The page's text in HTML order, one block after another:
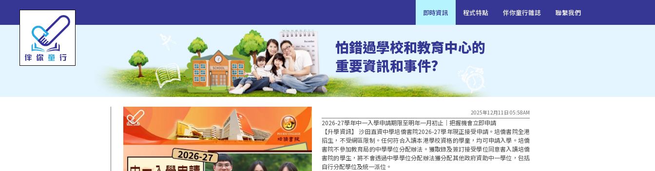
即時資訊 程式特點 伴你童行雜誌 聯繫我們
怕錯過學校和教育中心的
重要資訊和事件?
2025年12月11日 05:58AM
2026-27學年中一入學申請期限至明年一月初止｜把握機會立即申請
【升學資訊】 沙田直資中學培僑書院2026-27學年現正接受申請。培僑書院全港
招生，不受網區限制。任何符合入讀本港學校資格的學童，均可申請入學。培僑
書院不參加教育局的中學學位分配辦法。獲取錄及簽訂接受學位同意書入讀培僑
書院的學生，將不會透過中學學位分配辦法獲分配其他政府資助中一學位，包括
自行分配學位及統一派位。